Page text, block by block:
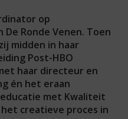
op
De Ronde Venen. Toen
midden in haar
Post-HBO
haar directeur en
én het eraan
met Kwaliteit
creatieve proces in